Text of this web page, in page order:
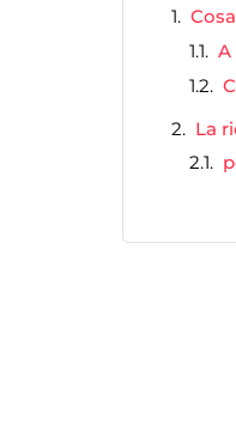
A
La